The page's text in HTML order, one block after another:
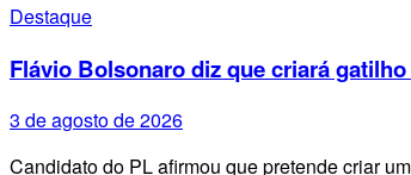
Destaque
Flávio Bolsonaro diz que criará
3 de agosto de 2026
Candidato do PL afirmou que pretende criar